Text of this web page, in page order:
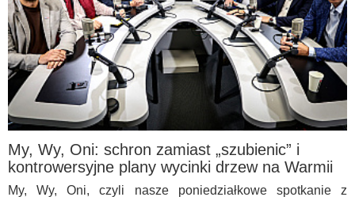
My, Wy, Oni: schron zamiast „szubienic” i
kontrowersyjne plany wycinki drzew na Warmii
My, Wy, Oni, czyli nasze poniedziałkowe spotkanie z